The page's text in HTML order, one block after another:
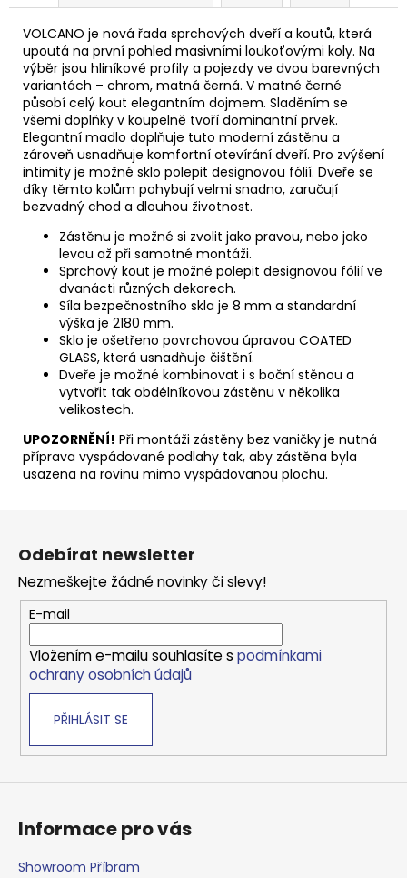
VOLCANO je nová řada sprchových dveří a koutů, která
upoutá na první pohled masivními loukoťovými koly. Na
výběr jsou hliníkové profily a pojezdy ve dvou barevných
variantách – chrom, matná černá. V matné černé
působí celý kout elegantním dojmem. Sladěním se
všemi doplňky v koupelně tvoří dominantní prvek.
Elegantní madlo doplňuje tuto moderní zástěnu a
zároveň usnadňuje komfortní otevírání dveří. Pro zvýšení
intimity je možné sklo polepit designovou fólií. Dveře se
díky těmto kolům pohybují velmi snadno, zaručují
bezvadný chod a dlouhou životnost.
Zástěnu je možné si zvolit jako pravou, nebo jako
levou až při samotné montáži.
Sprchový kout je možné polepit designovou fólií ve
dvanácti různých dekorech.
Síla bezpečnostního skla je 8 mm a standardní
výška je 2180 mm.
Sklo je ošetřeno povrchovou úpravou COATED
GLASS, která usnadňuje čištění.
Dveře je možné kombinovat i s boční stěnou a
vytvořit tak obdélníkovou zástěnu v několika
velikostech.
UPOZORNĚNÍ! Při montáži zástěny bez vaničky je nutná
příprava vyspádované podlahy tak, aby zástěna byla
usazena na rovinu mimo vyspádovanou plochu.
Odebírat newsletter
Nezmeškejte žádné novinky či slevy!
E-mail
Vložením e-mailu souhlasíte s podmínkami
ochrany osobních údajů
PŘIHLÁSIT SE
Informace pro vás
Showroom Příbram